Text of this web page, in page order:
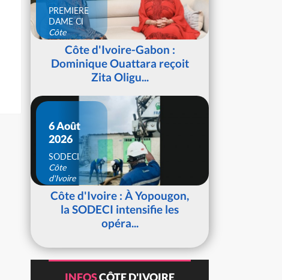
PREMIERE
DAME CI
Côte
d'IvoireCôte d'Ivoire-Gabon :
Dominique Ouattara reçoit
Zita Oligu...
6 Août
2026
SODECI
Côte
d'Ivoire
Côte d'Ivoire : À Yopougon,
la SODECI intensifie les
opéra...
INFOSCÔTE D'IVOIRE